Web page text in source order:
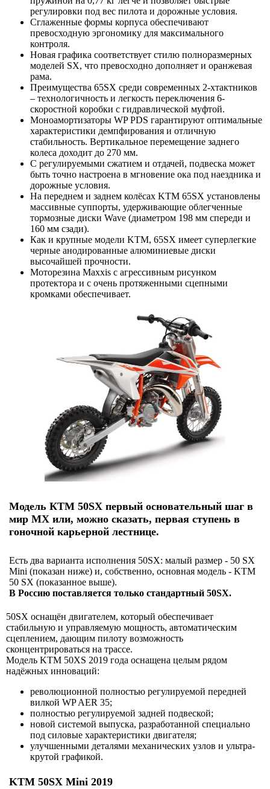
регулировки под вес пилота и дорожные условия.
Сглаженные формы корпуса обеспечивают
превосходную эргономику для максимального
контроля.
Новая графика соответствует стилю полноразмерных
моделей SX, что превосходно дополняет и оранжевая
рама.
Преимущества 65SX среди современных 2-хтактников
– технологичность и легкость переключения 6-
скоростной коробки с гидравлической муфтой.
Моноамортизаторы WP PDS гарантируют оптимальные
характеристики демпфирования и отличную
стабильность. Вертикальное перемещение заднего
колеса доходит до 270 мм.
С регулируемыми сжатием и отдачей, подвеска может
быть точно настроена в мгновение ока под наездника и
дорожные условия.
На переднем и заднем колёсах KTM 65SX установлены
массивные суппорты, удерживающие облегченные
тормозные диски Wave (диаметром 198 мм спереди и
160 мм сзади).
Как и крупные модели KTM, 65SX имеет суперлегкие
черные анодированные алюминиевые диски
высочайшей прочности.
Моторезина Maxxis с агрессивным рисунком
протектора и с очень протяженными сцепными
кромками обеспечивает.
Модель КТМ 50SX первый основательный шаг в
мир MX или, можно сказать, первая ступень в
гоночной карьерной лестнице.
Есть два варианта исполнения 50SX: малый размер - 50 SX
Mini (показан ниже) и, собственно, основная модель - KTM
50 SX (показанное выше).
В Россию поставляется только стандартный 50SX.
50SX оснащён двигателем, который обеспечивает
стабильную и управляемую мощность, автоматическим
сцеплением, дающим пилоту возможность
сконцентрироваться на трассе.
Модель KTM 50XS 2019 года оснащена целым рядом
надёжных инноваций:
революционной полностью регулируемой передней
вилкой WP AER 35;
полностью регулируемой задней подвеской;
новой системой выпуска, разработанной специально
под силовые характеристики двигателя;
улучшенными деталями механических узлов и ультра-
крутой графикой.
KTM 50SX Mini 2019